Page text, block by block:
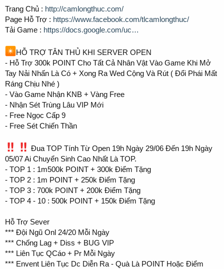
Trang Chủ : http://camlongthuc.com/
Page Hỗ Trợ : https://www.facebook.com/tlcamlongthuc/
Tải Game : https://docs.google.com/uc…
HỖ TRỢ TÂN THỦ KHI SERVER OPEN
- Hỗ Trợ 300k POINT Cho Tất Cả Nhân Vật Vào Game Khi Mở
Tay Nải Nhấn Là Có + Xong Ra Wed Cộng Và Rút ( Đổi Phái Mất
Ráng Chịu Nhé )
- Vào Game Nhận KNB + Vàng Free
- Nhận Sét Trùng Lâu VIP Mới
- Free Ngọc Cấp 9
- Free Sét Chiến Thần
Đua TOP Tính Từ Open 19h Ngày 29/06 Đến 19h Ngày
05/07 Ai Chuyển Sinh Cao Nhất Là TOP.
- TOP 1 : 1m500k POINT + 300k Điểm Tặng
- TOP 2 : 1m POINT + 250k Điểm Tặng
- TOP 3 : 700k POINT + 200k Điểm Tặng
- TOP 4 - 10 : 500k POINT + 150k Điểm Tặng
Hỗ Trợ Sever
*** Đội Ngũ Onl 24/20 Mỗi Ngày
*** Chống Lag + Diss + BUG VIP
*** Liên Tục QCáo + Pr Mỗi Ngày
*** Envent Liên Tục Dc Diễn Ra - Quà Là POINT Hoặc Điểm